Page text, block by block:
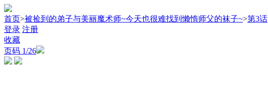
首页>被捡到的弟子与美丽魔术师~今天也很难找到懒惰师父的袜子~>第3话
登录 注册
收藏
页码 1/26